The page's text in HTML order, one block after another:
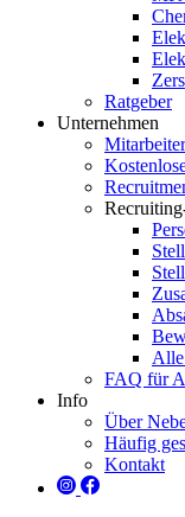
Ratgeber
Unternehmen
Alle
FAQ für
Info
Über
Häufig
Kontakt